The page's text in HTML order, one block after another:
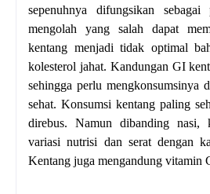
sepenuhnya difungsikan
mengolah yang salah dapat
kentang menjadi tidak optimal
kolesterol jahat. Kandungan GI
sehingga perlu mengkonsumsinya
sehat. Konsumsi kentang paling
direbus. Namun dibanding nasi,
variasi nutrisi dan serat dengan
Kentang juga mengandung vitamin